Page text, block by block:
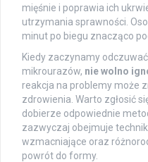
mięśnie i poprawia ich
utrzymania sprawności.
minut po biegu znacząco
Kiedy zaczynamy
mikrourazów, nie wolno
reakcja na problemy może
zdrowienia. Warto zgłosić
dobierze odpowiednie
zazwyczaj obejmuje
wzmacniające oraz
powrót do formy.